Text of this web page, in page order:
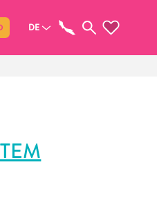
DE Teilen